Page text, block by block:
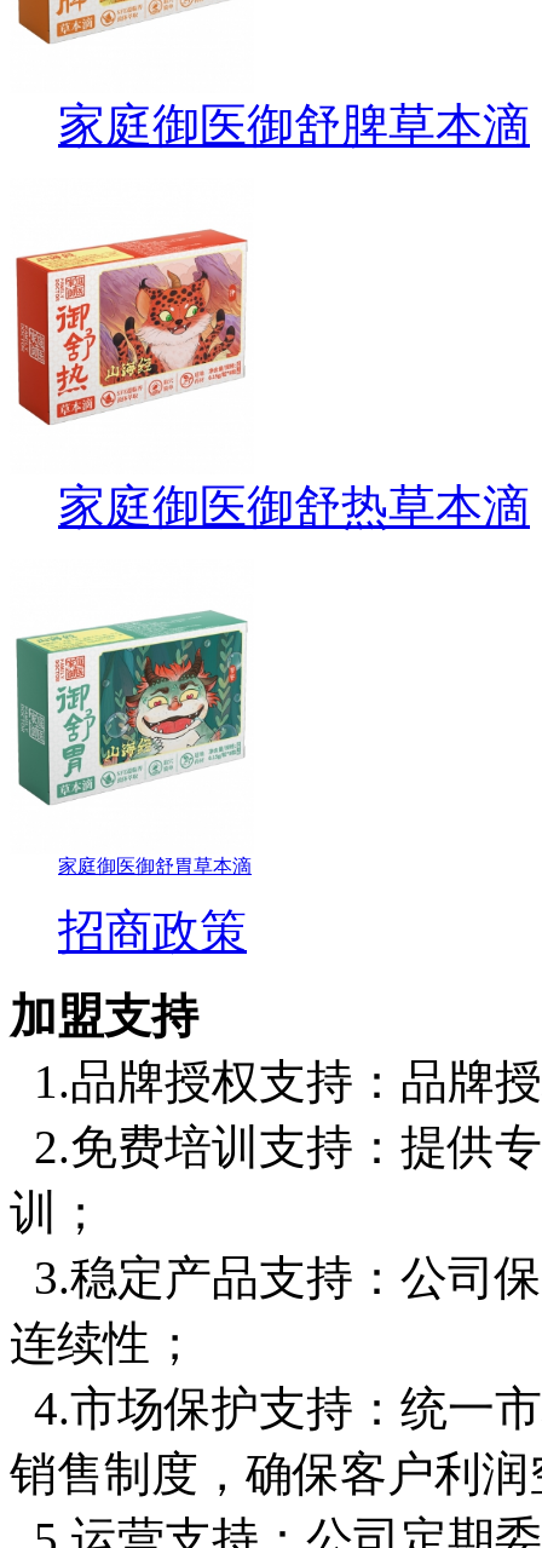
家庭御医御舒脾草本滴
家庭御医御舒热草本滴
家庭御医御舒胃草本滴
招商政策
加盟支持
1.品牌授权支持：品牌
2.免费培训支持：提供
训；
3.稳定产品支持：公司
连续性；
4.市场保护支持：统一
销售制度，确保客户利润